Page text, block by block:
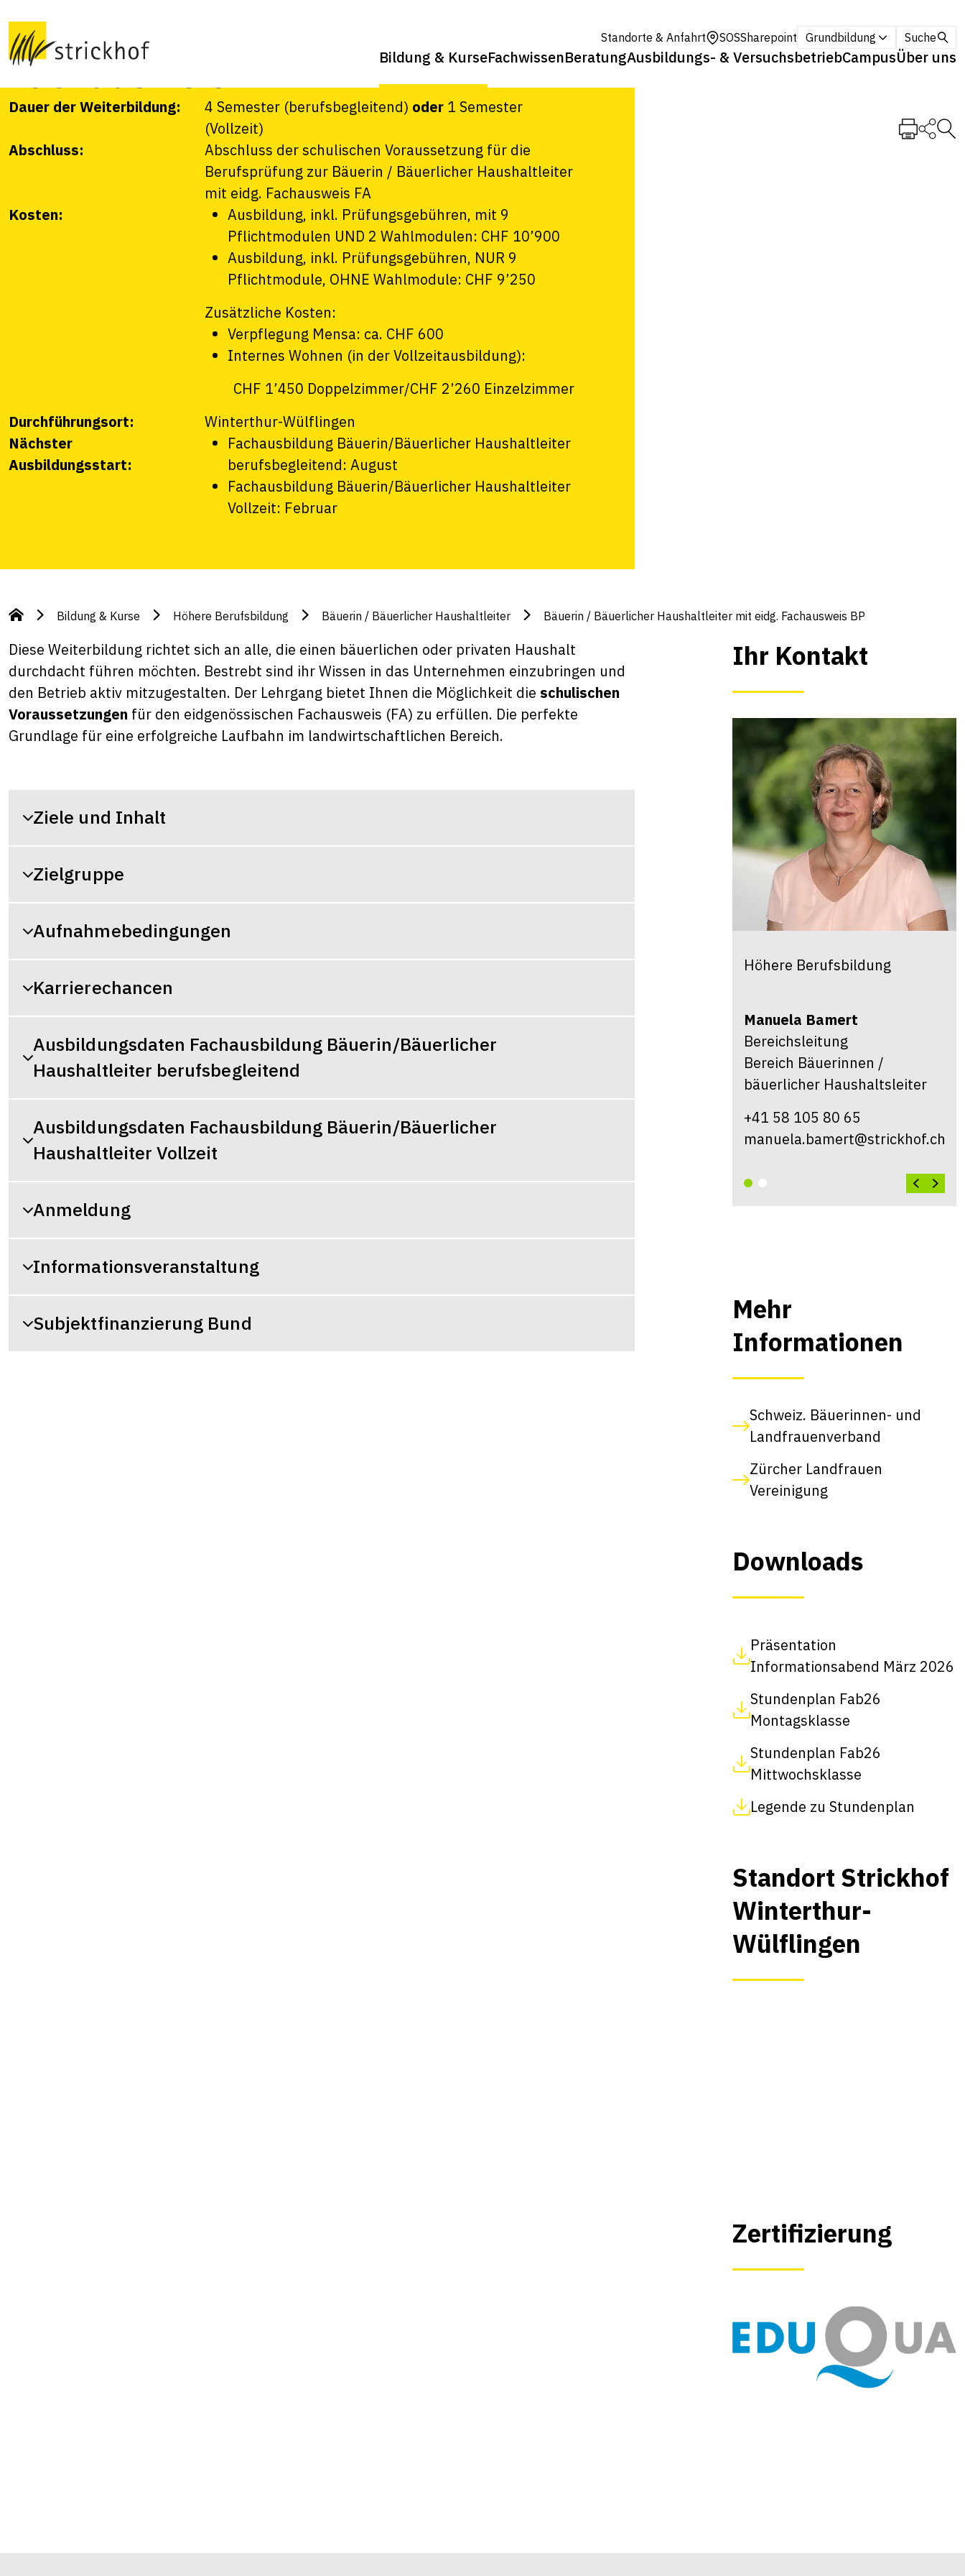
Standorte & Anfahrt SOSSharepoint Grundbildung Suche
Bildung & KurseFachwissenBeratungAusbildungs- & VersuchsbetriebCampusÜber uns
Haushaltleiter mit eidg.
Fachausweis FA
Dauer der Weiterbildung: 4 Semester (berufsbegleitend) oder 1 Semester
(Vollzeit)
Abschluss:
Abschluss der schulischen Voraussetzung für die
Berufsprüfung zur Bäuerin / Bäuerlicher Haushaltleiter
mit eidg. Fachausweis FA
Kosten:
Ausbildung, inkl. Prüfungsgebühren, mit 9
Pflichtmodulen UND 2 Wahlmodulen: CHF 10’900
Ausbildung, inkl. Prüfungsgebühren, NUR 9
Pflichtmodule, OHNE Wahlmodule: CHF 9’250
Zusätzliche Kosten:
Verpflegung Mensa: ca. CHF 600
Internes Wohnen (in der Vollzeitausbildung):
CHF 1’450 Doppelzimmer/CHF 2’260 Einzelzimmer
Durchführungsort:
Winterthur-Wülflingen
Nächster
Ausbildungsstart:
Fachausbildung Bäuerin/Bäuerlicher Haushaltleiter
berufsbegleitend: August
Fachausbildung Bäuerin/Bäuerlicher Haushaltleiter
Vollzeit: Februar
Bildung & Kurse Höhere Berufsbildung Bäuerin / Bäuerlicher Haushaltleiter Bäuerin / Bäuerlicher Haushaltleiter mit eidg. Fachausweis BP
Diese Weiterbildung richtet sich an alle, die einen bäuerlichen oder privaten Haushalt
durchdacht führen möchten. Bestrebt sind ihr Wissen in das Unternehmen einzubringen und
den Betrieb aktiv mitzugestalten. Der Lehrgang bietet Ihnen die Möglichkeit die schulischen
Voraussetzungen für den eidgenössischen Fachausweis (FA) zu erfüllen. Die perfekte
Grundlage für eine erfolgreiche Laufbahn im landwirtschaftlichen Bereich.
Ziele und Inhalt
Zielgruppe
Aufnahmebedingungen
Karrierechancen
Ausbildungsdaten Fachausbildung Bäuerin/Bäuerlicher
Haushaltleiter berufsbegleitend
Ausbildungsdaten Fachausbildung Bäuerin/Bäuerlicher
Haushaltleiter Vollzeit
Anmeldung
Informationsveranstaltung
Subjektfinanzierung Bund
Ihr Kontakt
Zentrale Dienste
Patricia
Buschor-Tester
Sekretariate Bäuerinnen | üK
Landwirtschaft
Sekretariat Lehraufsicht
+41 58 105 91 28
Mehr
Informationen
Schweiz. Bäuerinnen- und
Landfrauenverband
Zürcher Landfrauen
Vereinigung
Downloads
Präsentation
Informationsabend März 2026
Stundenplan Fab26
Montagsklasse
Stundenplan Fab26
Mittwochsklasse
Legende zu Stundenplan
Standort Strickhof
Winterthur-
Wülflingen
Zertifizierung